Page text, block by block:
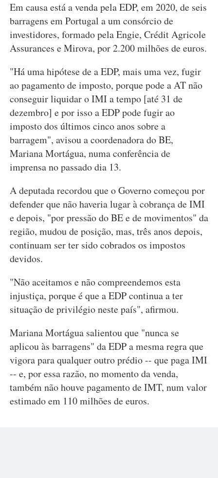
Em causa está a venda pela EDP, em 2020, de seis
barragens em Portugal a um consórcio de
investidores, formado pela Engie, Crédit Agricole
Assurances e Mirova, por 2.200 milhões de euros.
"Há uma hipótese de a EDP, mais uma vez, fugir
ao pagamento de imposto, porque pode a AT não
conseguir liquidar o IMI a tempo [até 31 de
dezembro] e por isso a EDP pode fugir ao
imposto dos últimos cinco anos sobre a
barragem", avisou a coordenadora do BE,
Mariana Mortágua, numa conferência de
imprensa no passado dia 13.
A deputada recordou que o Governo começou por
defender que não haveria lugar à cobrança de IMI
e depois, "por pressão do BE e de movimentos" da
região, mudou de posição, mas, três anos depois,
continuam ser ter sido cobrados os impostos
devidos.
"Não aceitamos e não compreendemos esta
injustiça, porque é que a EDP continua a ter
situação de privilégio neste país", afirmou.
Mariana Mortágua salientou que "nunca se
aplicou às barragens" da EDP a mesma regra que
vigora para qualquer outro prédio -- que paga IMI
-- e, por essa razão, no momento da venda,
também não houve pagamento de IMT, num valor
estimado em 110 milhões de euros.